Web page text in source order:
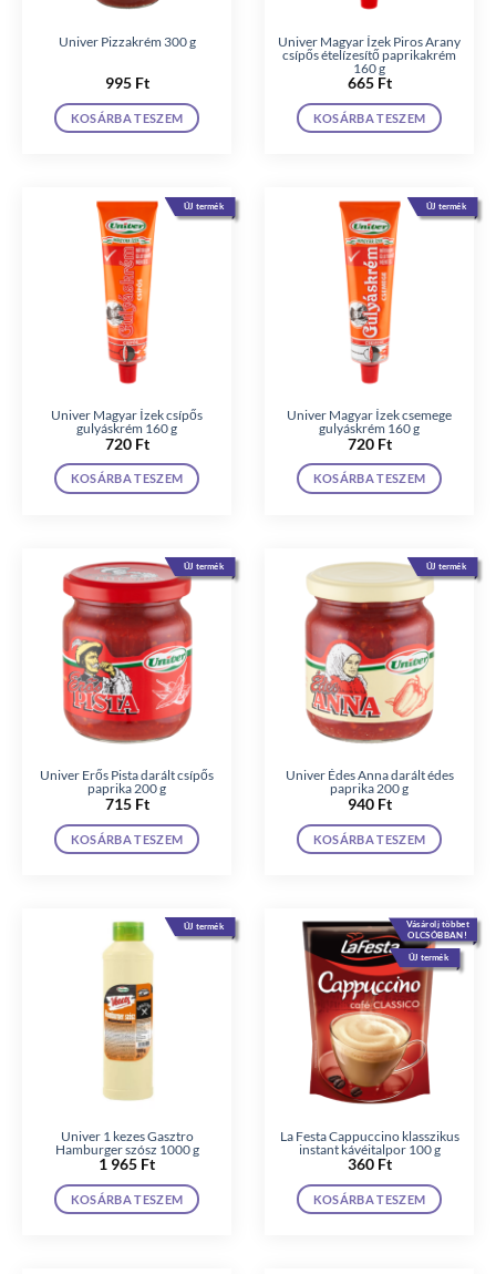
Univer Pizzakrém 300 g
995 Ft
KOSÁRBA TESZEM
Univer Magyar Ízek Piros Arany
csípős ételízesítő paprikakrém
160 g
665 Ft
KOSÁRBA TESZEM
ÚJ termék
Univer Magyar Ízek csípős
gulyáskrém 160 g
720 Ft
KOSÁRBA TESZEM
ÚJ termék
Univer Magyar Ízek csemege
gulyáskrém 160 g
720 Ft
KOSÁRBA TESZEM
ÚJ termék
Univer Erős Pista darált csípős
paprika 200 g
715 Ft
KOSÁRBA TESZEM
ÚJ termék
Univer Édes Anna darált édes
paprika 200 g
940 Ft
KOSÁRBA TESZEM
ÚJ termék
Univer 1 kezes Gasztro
Hamburger szósz 1000 g
1 965 Ft
KOSÁRBA TESZEM
Vásárolj többet
OLCSÓBBAN!
ÚJ termék
La Festa Cappuccino klasszikus
instant kávéitalpor 100 g
360 Ft
KOSÁRBA TESZEM